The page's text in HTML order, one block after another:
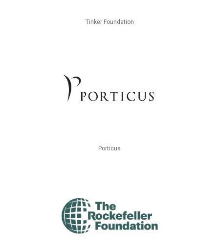
Tinker Foundation
Porticus